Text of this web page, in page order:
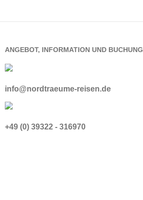
ANGEBOT, INFORMATION UND BUCHUNG
info@nordtraeume-reisen.de
+49 (0) 39322 - 316970